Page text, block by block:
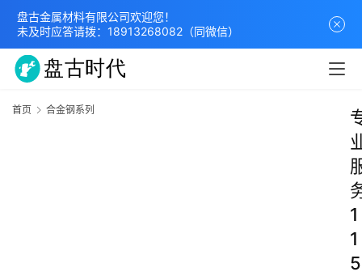
盘古金属材料有限公司欢迎您！
未及时应答请拨： 18913268082 （同微信）
首页 合金钢系列
1
1
5